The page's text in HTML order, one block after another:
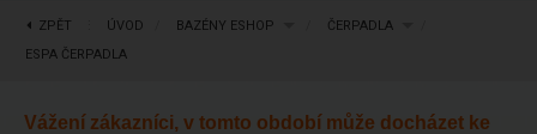
ZPĚT ÚVOD BAZÉNY ESHOP ČERPADLA
ESPA ČERPADLA
Vážení zákazníci, v tomto období může docházet ke